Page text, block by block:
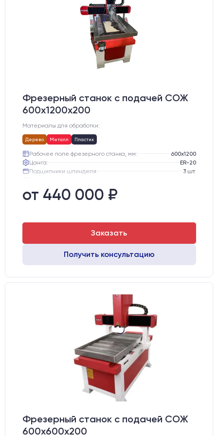
Фрезерный станок с подачей СОЖ
600х1200х200
Материалы для обработки:
Дерево Металл Пластик
Рабочее поле фрезерного станка, мм:
600х1200
Цанга:
ER-20
Подшипники шпинделя:
3 шт.
Двигатели:
от 440 000 ₽
Заказать
Получить консультацию
Фрезерный станок с подачей СОЖ
600х600х200